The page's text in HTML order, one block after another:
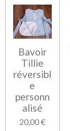
Bavoir
Tillie
réversibl
e
personn
alisé
20,00 €